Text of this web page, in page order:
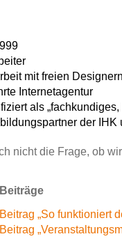
mit freien Designern
Internetagentur
als
der
nicht die Frage, ob
„So funktioniert